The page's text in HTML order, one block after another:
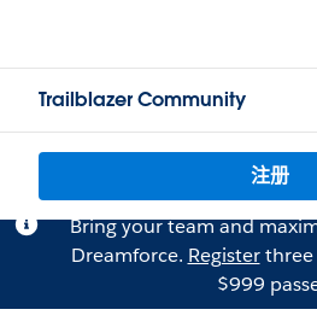
Trailblazer Community
注册
Bring your team and
Dreamforce. Registerthree
$999